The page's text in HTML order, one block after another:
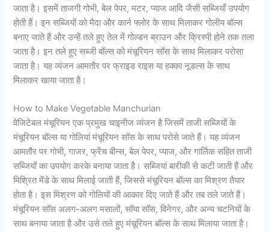
जाता है। इसमें ताजगी गोभी, बेल पेपर, मटर, प्याज आदि जैसी सब्जियाँ उपयोग
होती हैं। इन सब्जियों को मैदा और कार्न फ्लोर के साथ मिलाकर गोलीय बॉल्स
बनाए जाते हैं और उन्हें तले हुए तेल में गोल्डन ब्राउन और क्रिस्पी होने तक तला
जाता है। इन तले हुए सब्जी बॉल्स को मंचूरियन सॉस के साथ मिलाकर परोसा
जाता है। यह व्यंजन आमतौर पर फ्राइड राइस या हक्का नूडल्स के साथ
मिलाकर खाया जाता है।
How to Make Vegetable Manchurian
वेजिटेबल मंचूरियन एक प्रमुख चाइनीज व्यंजन है जिसमें ताजी सब्जियों के
मंचूरियन बॉल्स या गोलियां मंचूरियन सॉस के साथ परोसे जाते हैं। यह व्यंजन
आमतौर पर गोभी, गाजर, फ्रेंच बीन्स, बेल पेपर, प्याज, और गार्लिक सहित ताजी
सब्जियों का उपयोग करके बनाया जाता है। सब्जियां बारीकी से कटी जाती हैं और
मिश्रित मेंडे के साथ मिलाई जाती हैं, जिससे मंचूरियन बॉल्स का मिश्रण तैयार
होता है। इस मिश्रण को गोलियों की आकार दिए जाते हैं और तब तले जाते हैं।
मंचूरियन सॉस अलग-अलग मसालों, सॉया सॉस, विनेगर, और अन्य चटनियों के
साथ बनाया जाता है और उसे तले हुए मंचूरियन बॉल्स के साथ मिलाया जाता है।